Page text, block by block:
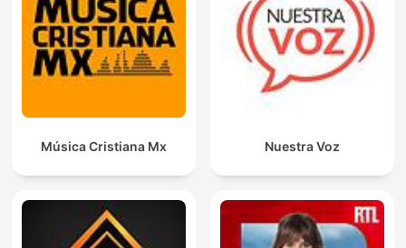
Música Cristiana Mx Nuestra Voz